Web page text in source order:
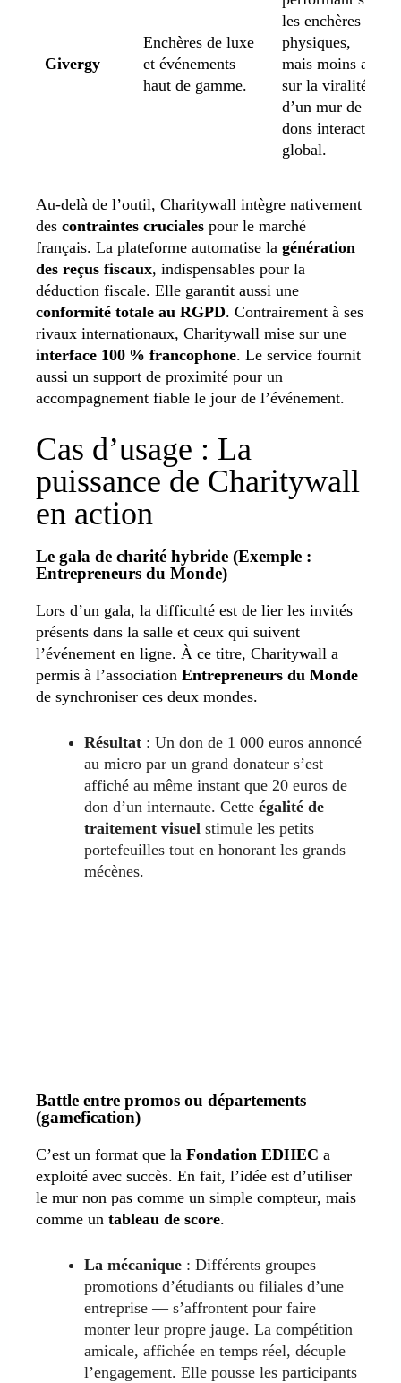
Givergy
Enchères de luxe
et événements
haut de gamme.
les enchères
physiques,
mais moins axé
sur la viralité
d’un mur de
dons interactif
global.
Au-delà de l’outil, Charitywall intègre nativement
des contraintes cruciales pour le marché
français. La plateforme automatise la génération
des reçus fiscaux, indispensables pour la
déduction fiscale. Elle garantit aussi une
conformité totale au RGPD. Contrairement à ses
rivaux internationaux, Charitywall mise sur une
interface 100 % francophone. Le service fournit
aussi un support de proximité pour un
accompagnement fiable le jour de l’événement.
Cas d’usage : La
puissance de Charitywall
en action
Le gala de charité hybride (Exemple :
Entrepreneurs du Monde)
Lors d’un gala, la difficulté est de lier les invités
présents dans la salle et ceux qui suivent
l’événement en ligne. À ce titre, Charitywall a
permis à l’association Entrepreneurs du Monde
de synchroniser ces deux mondes.
Résultat : Un don de 1 000 euros annoncé
au micro par un grand donateur s’est
affiché au même instant que 20 euros de
don d’un internaute. Cette égalité de
traitement visuel stimule les petits
portefeuilles tout en honorant les grands
mécènes.
Battle entre promos ou départements
(gamefication)
C’est un format que la Fondation EDHEC a
exploité avec succès. En fait, l’idée est d’utiliser
le mur non pas comme un simple compteur, mais
comme un tableau de score.
La mécanique : Différents groupes —
promotions d’étudiants ou filiales d’une
entreprise — s’affrontent pour faire
monter leur propre jauge. La compétition
amicale, affichée en temps réel, décuple
l’engagement. Elle pousse les participants